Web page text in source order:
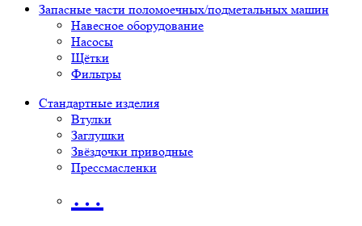
Запасные части поломоечных/подметальных машин
Навесное оборудование
Насосы
Щётки
Фильтры
Стандартные изделия
Втулки
Заглушки
Звёздочки приводные
Прессмасленки
…